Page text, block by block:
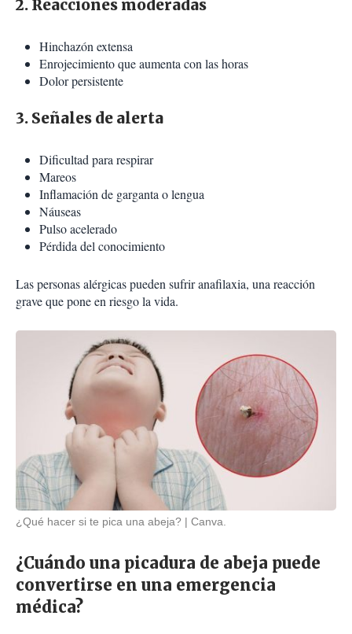
2. Reacciones moderadas
Hinchazón extensa
Enrojecimiento que aumenta con las horas
Dolor persistente
3. Señales de alerta
Dificultad para respirar
Mareos
Inflamación de garganta o lengua
Náuseas
Pulso acelerado
Pérdida del conocimiento
Las personas alérgicas pueden sufrir anafilaxia, una reacción
grave que pone en riesgo la vida.
¿Qué hacer si te pica una abeja? Canva.
¿Cuándo una picadura de abeja puede
convertirse en una emergencia
médica?